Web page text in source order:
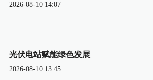
2026-08-10 14:07
光伏电站赋能绿色发展
2026-08-10 13:45